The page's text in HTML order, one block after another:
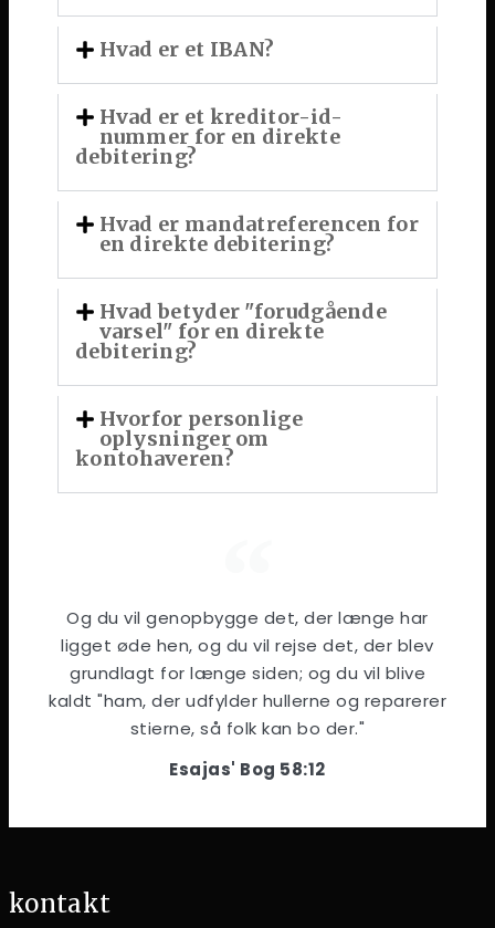
Hvad er et IBAN?
Hvad er et kreditor-id-
nummer for en direkte
debitering?
Hvad er mandatreferencen for
en direkte debitering?
Hvad betyder "forudgående
varsel" for en direkte
debitering?
Hvorfor personlige
oplysninger om
kontohaveren?
Og du vil genopbygge det, der længe har
ligget øde hen, og du vil rejse det, der blev
grundlagt for længe siden; og du vil blive
kaldt "ham, der udfylder hullerne og reparerer
stierne, så folk kan bo der."
Esajas' Bog 58:12
kontakt